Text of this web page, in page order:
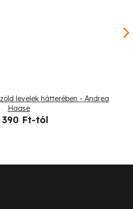
levelek hátterében - Andrea
Haase
390 Ft-tól